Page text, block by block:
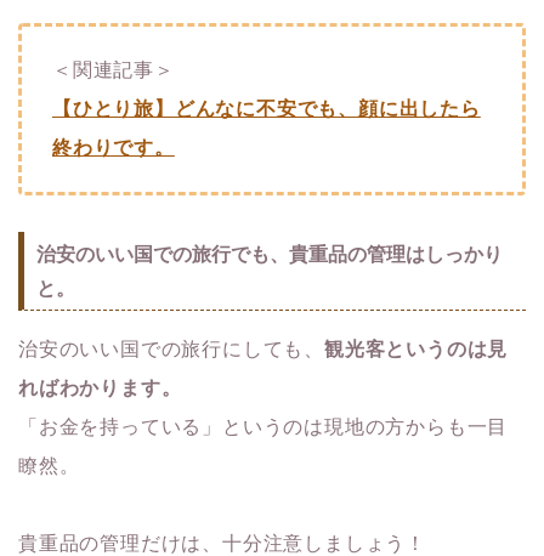
＜関連記事＞
【ひとり旅】どんなに不安でも、顔に出したら
終わりです。
治安のいい国での旅行でも、貴重品の管理はしっかり
と。
治安のいい国での旅行にしても、 観光客というのは見
ればわかります。
「お金を持っている」というのは現地の方からも一目
瞭然。
貴重品の管理だけは、十分注意しましょう！